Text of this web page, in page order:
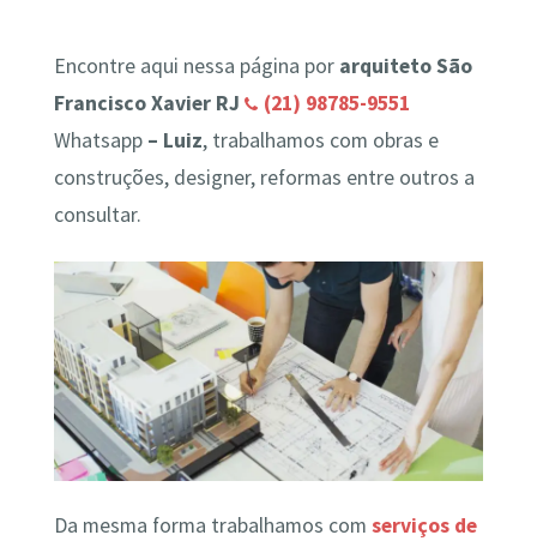
Encontre aqui nessa página por arquiteto São
Francisco Xavier RJ
(21) 98785-9551
Whatsapp– Luiz, trabalhamos com obras e
construções, designer, reformas entre outros a
consultar.
Da mesma forma trabalhamos com serviços de